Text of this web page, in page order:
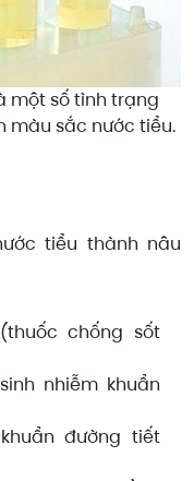
một số tình trạng
màu sắc nước tiểu.
tiểu thành nâu
chống sốt
nhiễm khuẩn
đường tiết